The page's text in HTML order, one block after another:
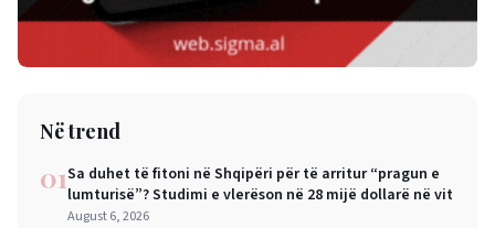
Në trend
01Sa duhet të fitoni në Shqipëri për të arritur “pragun e
lumturisë”? Studimi e vlerëson në 28 mijë dollarë në vit
August 6, 2026